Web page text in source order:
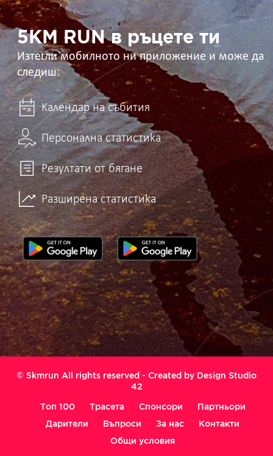
в
ръцете
ти 5KM RUN в ръцете ти
Изтегли мобилното ни приложение и може да
следиш:
Календар на събития
Персонална статистика
Резултати от бягане
Разширена статистика
© 5kmrun All rights reserved - Created by Design Studio
42
Топ 100 Трасета Спонсори
Партньори
Дарители
Въпроси За нас
Контакти
Общи условия